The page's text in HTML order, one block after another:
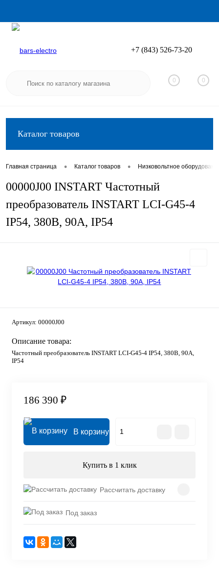
Вход
+7 (843) 526-73-20
0 0
Каталог товаров
Главная страница • Каталог товаров • Низковольтное
00000J00 INSTART Частотный
преобразователь INSTART LCI-G45-4
IP54, 380В, 90А, IP54
Артикул: 00000J00
Описание товара:
Частотный преобразователь INSTART LCI-G45-4 IP54, 380В, 90А,
IP54
186 390 ₽
В корзину
Купить в 1 клик
Рассчитать доставку
Под заказ